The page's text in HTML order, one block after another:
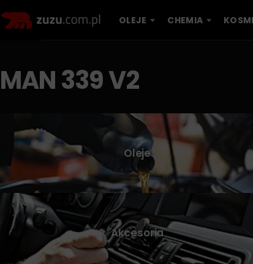
OLEJE CHEMIA
MAN 339 V2
Oleje
Akcesoria